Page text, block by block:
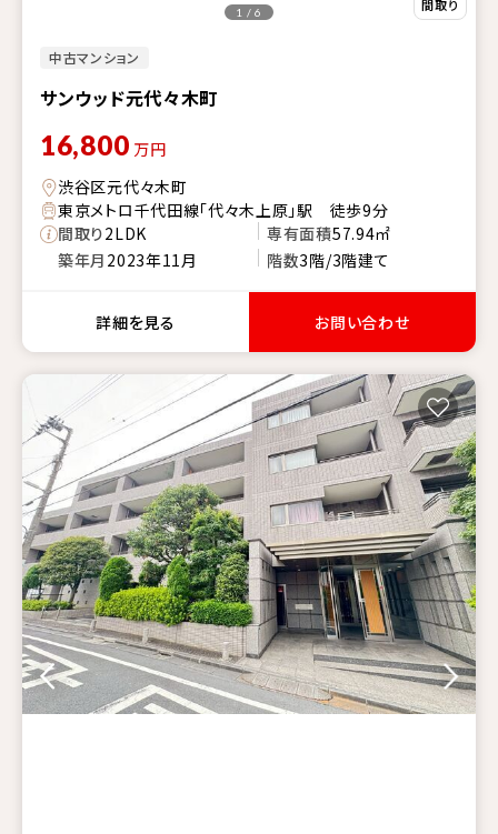
中古マンション
サンウッド元代々木町
1 / 6
16,800 万円
渋谷区元代々木町
東京メトロ千代田線「代々木上原」駅 徒歩9分
間取り2LDK 専有面積57.94㎡
築年月 2023年11月 階数3階/3階建て
詳細を見る お問い合わせ